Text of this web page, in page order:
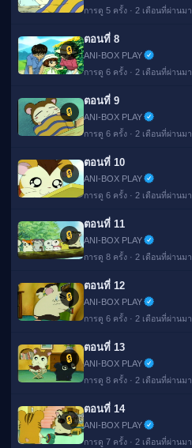
การดู 5 ครั้ง · 2 เดือนที่ผ่านมา
🔒
ตอนที่ 8
ANI-BOX PLAY
การดู 6 ครั้ง · 2 เดือนที่ผ่านมา
🔒
ตอนที่ 9
ANI-BOX PLAY
การดู 6 ครั้ง · 2 เดือนที่ผ่านมา
🔒
ตอนที่ 10
ANI-BOX PLAY
การดู 6 ครั้ง · 2 เดือนที่ผ่านมา
🔒
ตอนที่ 11
ANI-BOX PLAY
การดู 8 ครั้ง · 2 เดือนที่ผ่านมา
🔒
ตอนที่ 12
ANI-BOX PLAY
การดู 6 ครั้ง · 2 เดือนที่ผ่านมา
🔒
ตอนที่ 13
ANI-BOX PLAY
การดู 8 ครั้ง · 2 เดือนที่ผ่านมา
🔒
ตอนที่ 14
ANI-BOX PLAY
การดู 7 ครั้ง · 2 เดือนที่ผ่านมา